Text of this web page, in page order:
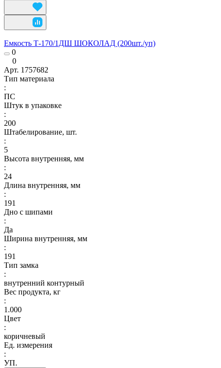
Емкость Т-170/1ДШ ШОКОЛАД (200шт./уп)
0
0
Арт. 1757682
Тип материала
:
ПС
Штук в упаковке
:
200
Штабелирование, шт.
:
5
Высота внутренняя, мм
:
24
Длина внутренняя, мм
:
191
Дно с шипами
:
Да
Ширина внутренняя, мм
:
191
Тип замка
:
внутренний контурный
Вес продукта, кг
:
1.000
Цвет
:
коричневый
Ед. измерения
:
УП.